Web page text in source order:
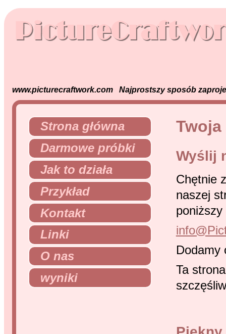
www.picturecraftwork.com Najprostszy sposób
Strona główna
Darmowe próbki
Jak to działa
Przykład
Kontakt
Linki
O nas
wyniki
Twoja
Wyślij
Chętnie
naszej
poniższy
Dodamy
Ta